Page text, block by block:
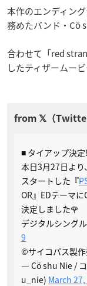
本作のエンディン
務めたバンド・Cö
合わせて「red
したティザームー
■ タイアップ決
本日3月27日よ
スタートした『
OR』EDテーマ
決定しました🌹
デジタルシング
9
©︎サイコパス製
— Cö shu Nie /
u_nie) March